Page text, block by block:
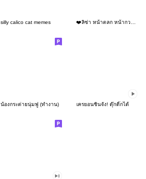
silly calico cat memes
น้องกระต่ายนุ่มฟู (ทำงาน) เครยอนชินจัง! ดุ๊กดิ๊กได้